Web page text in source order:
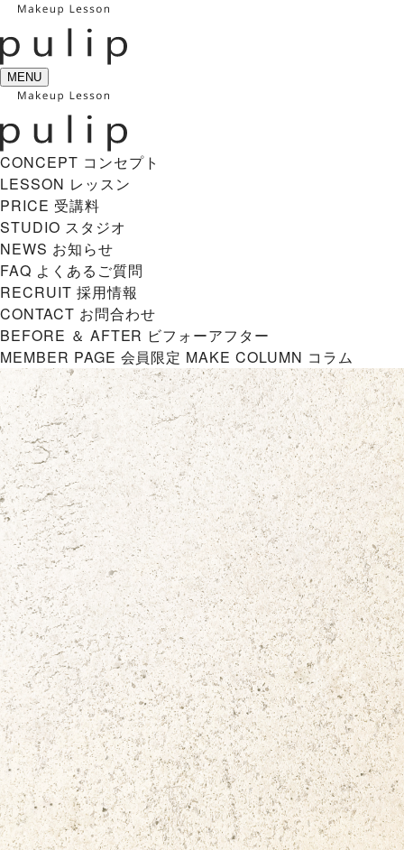
MENU
CONCEPT コンセプト
LESSON レッスン
PRICE 受講料
STUDIO スタジオ
NEWS お知らせ
FAQ よくあるご質問
RECRUIT 採用情報
CONTACT お問合わせ
BEFORE ＆ AFTER ビフォーアフター
MEMBER PAGE 会員限定 MAKE COLUMN コラム